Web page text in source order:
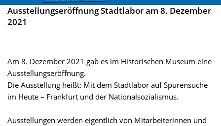
Ausstellungseröffnung Stadtlabor am 8. Dezember
2021
Am 8. Dezember 2021 gab es im Historischen Museum eine
Ausstellungseröffnung.
Die Ausstellung heißt: Mit dem Stadtlabor auf Spurensuche
im Heute – Frankfurt und der Nationalsozialismus.
Ausstellungen werden eigentlich von Mitarbeiterinnen und